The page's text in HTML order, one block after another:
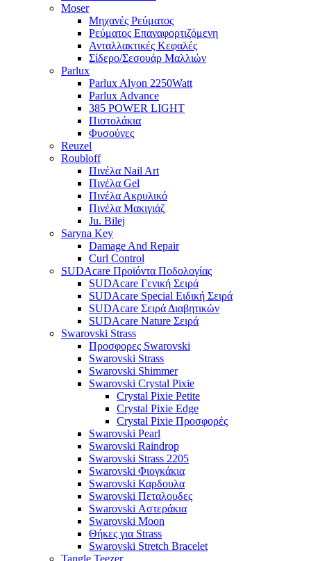
Moser
Μηχανές Ρεύματος
Ρεύματος Επαναφορτιζόμενη
Ανταλλακτικές Κεφαλές
Σίδερο/Σεσουάρ Μαλλιών
Parlux
Parlux Alyon 2250Watt
Parlux Advance
385 POWER LIGHT
Πιστολάκια
Φυσούνες
Reuzel
Roubloff
Πινέλα Nail Art
Πινέλα Gel
Πινέλα Ακρυλικό
Πινέλα Μακιγιάζ
Ju. Bilej
Saryna Key
Damage And Repair
Curl Control
SUDAcare Προϊόντα Ποδολογίας
SUDAcare Γενική Σειρά
SUDAcare Special Ειδική Σειρά
SUDAcare Σειρά Διαβητικών
SUDAcare Nature Σειρά
Swarovski Strass
Προσφορες Swarovski
Swarovski Strass
Swarovski Shimmer
Swarovski Crystal Pixie
Crystal Pixie Petite
Crystal Pixie Edge
Crystal Pixie Προσφορές
Swarovski Pearl
Swarovski Raindrop
Swarovski Strass 2205
Swarovski Φιογκάκια
Swarovski Καρδουλα
Swarovski Πεταλουδες
Swarovski Αστεράκια
Swarovski Moon
Θήκες για Strass
Swarovski Stretch Bracelet
Tangle Teezer